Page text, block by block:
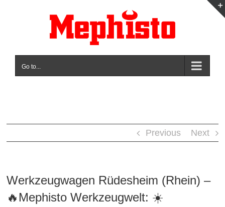
Go to...
Previous Next
Werkzeugwagen Rüdesheim (Rhein) –
🔥Mephisto Werkzeugwelt: ☀️